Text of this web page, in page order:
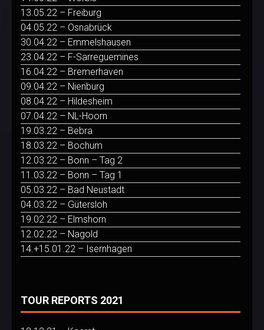
13.05.22 – Freiburg
04.05.22 – Osnabrück
30.04.22 – Emmelshausen
23.04.22 – F-Sarreguemines
16.04.22 – Bremerhaven
09.04.22 – Nienburg
08.04.22 – Hildesheim
07.04.22 – NL-Hoorn
19.03.22 – Bebra
18.03.22 – Bochum
12.03.22 – Bonn – Tag 2
11.03.22 – Bonn – Tag 1
05.03.22 – Bad Neustadt
04.03.22 – Gütersloh
19.02.22 – Elmshorn
12.02.22 – Nagold
14.+15.01.22 – Isernhagen
TOUR REPORTS 2021